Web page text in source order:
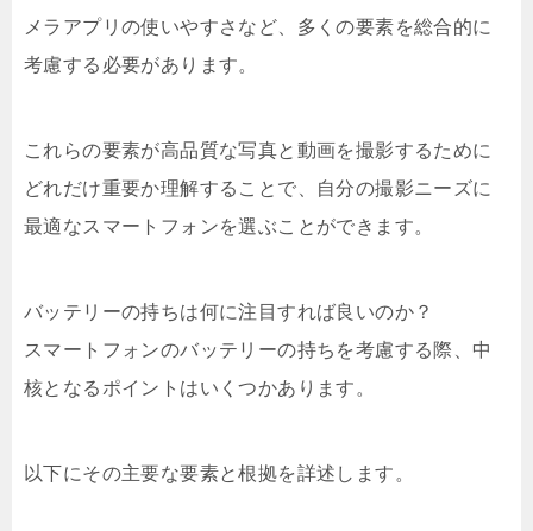
メラアプリの使いやすさなど、多くの要素を総合的に
考慮する必要があります。
これらの要素が高品質な写真と動画を撮影するために
どれだけ重要か理解することで、自分の撮影ニーズに
最適なスマートフォンを選ぶことができます。
バッテリーの持ちは何に注目すれば良いのか？
スマートフォンのバッテリーの持ちを考慮する際、中
核となるポイントはいくつかあります。
以下にその主要な要素と根拠を詳述します。